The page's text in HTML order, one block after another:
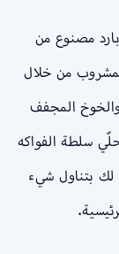
مصنوع من
من خلال
المجفف
سلطة الفواكه
بتناول شيء